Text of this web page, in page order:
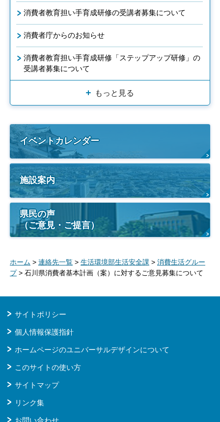
消費者教育担い手育成研修の受講者募集について
消費者庁からのお知らせ
消費者教育担い手育成研修「ステップアップ研修」の
受講者募集について
もっと見る
イベントカレンダー
施設案内
県民の声
（ご意見・ご提言）
ホーム > 連絡先一覧 > 生活環境部生活安全課 > 消費生活グルー
プ> 石川県消費者基本計画（案）に対するご意見募集について
サイトポリシー
個人情報保護指針
ホームページのユニバーサルデザインについて
このサイトの使い方
サイトマップ
リンク集
お問い合わせ